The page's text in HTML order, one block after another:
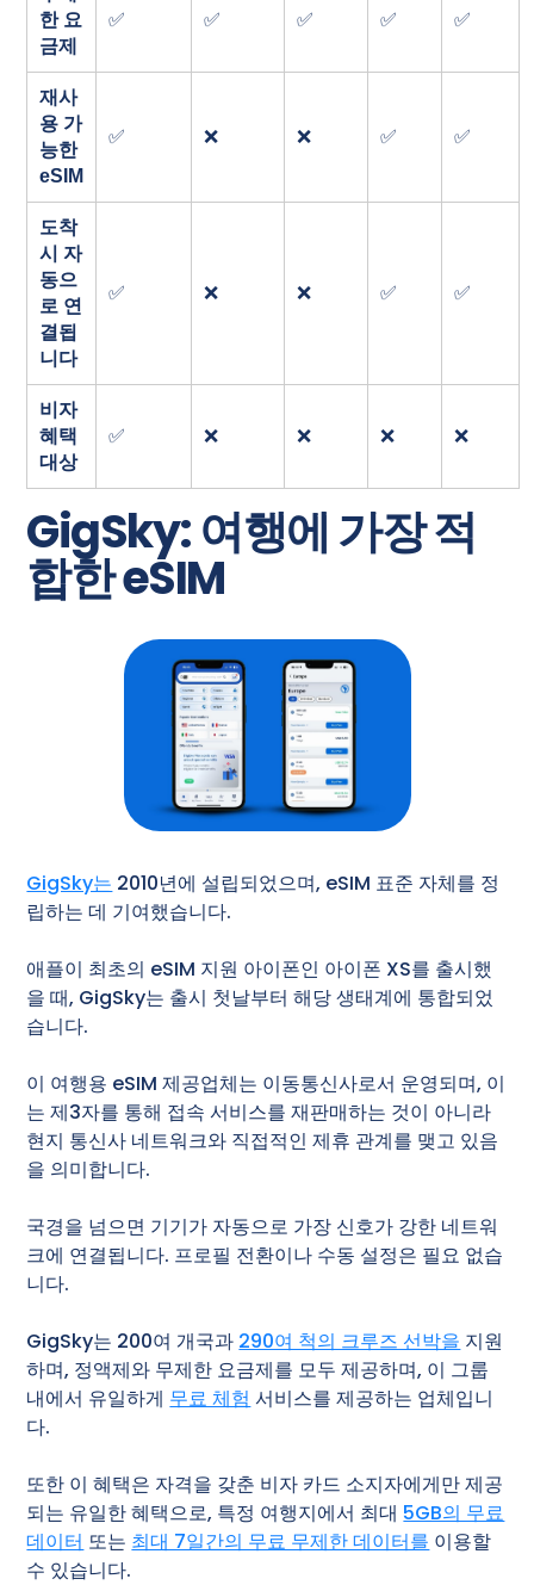
한 요
금제
✅ ✅ ✅ ✅ ✅
재사
용 가
능한
eSIM
✅ ❌ ❌ ✅ ✅
도착
시 자
동으
로 연
결됩
니다
✅ ❌ ❌ ✅ ✅
비자
혜택
대상
✅ ❌ ❌ ❌ ❌
GigSky: 여행에 가장 적
합한 eSIM
GigSky는 2010년에 설립되었으며, eSIM 표준 자체를 정
립하는 데 기여했습니다.
애플이 최초의 eSIM 지원 아이폰인 아이폰 XS를 출시했
을 때, GigSky는 출시 첫날부터 해당 생태계에 통합되었
습니다.
이 여행용 eSIM 제공업체는 이동통신사로서 운영되며, 이
는 제3자를 통해 접속 서비스를 재판매하는 것이 아니라
현지 통신사 네트워크와 직접적인 제휴 관계를 맺고 있음
을 의미합니다.
국경을 넘으면 기기가 자동으로 가장 신호가 강한 네트워
크에 연결됩니다. 프로필 전환이나 수동 설정은 필요 없습
니다.
GigSky는 200여 개국과 290여 척의 크루즈 선박을 지원
하며, 정액제와 무제한 요금제를 모두 제공하며, 이 그룹
내에서 유일하게 무료 체험 서비스를 제공하는 업체입니
다.
또한 이 혜택은 자격을 갖춘 비자 카드 소지자에게만 제공
되는 유일한 혜택으로, 특정 여행지에서 최대 5GB의 무료
데이터 또는 최대 7일간의 무료 무제한 데이터를 이용할
수 있습니다.